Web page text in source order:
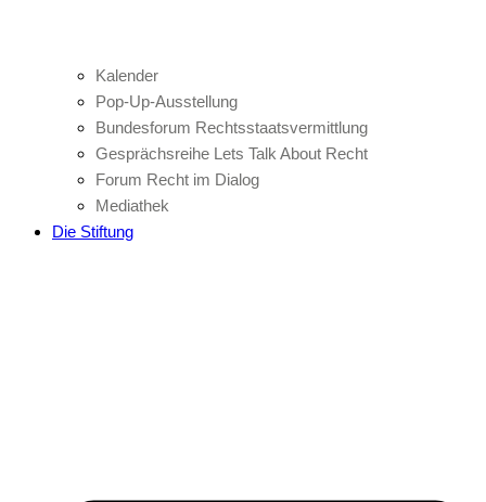
Kalender
Pop-Up-Ausstellung
Bundesforum Rechtsstaatsvermittlung
Gesprächsreihe Lets Talk About Recht
Forum Recht im Dialog
Mediathek
Die Stiftung